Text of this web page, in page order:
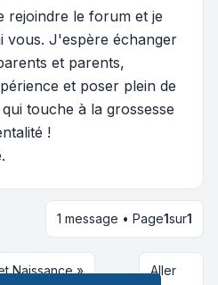
rejoindre le forum et je
vous. J'espère échanger
et parents,
et poser plein de
touche à la grossesse
!
1 message • Page1sur1
Naissance » Aller